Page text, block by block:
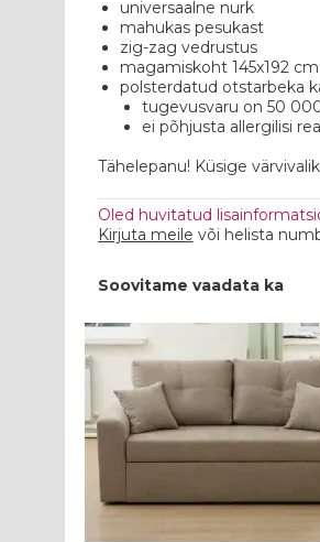
universaalne nurk
mahukas pesukast
zig-zag vedrustus
magamiskoht 145x192 cm
polsterdatud otstarbeka
tugevusvaru on 50
ei põhjusta allergilisi
Tähelepanu! Küsige
Oled huvitatud
Kirjuta meile või helista
Soovitame vaadata ka